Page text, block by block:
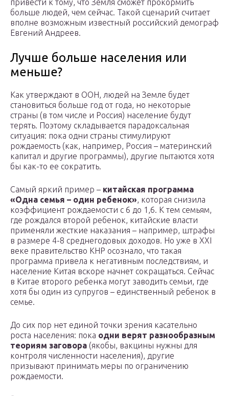
привести к тому, что Земля сможет прокормить
больше людей, чем сейчас. Такой сценарий считает
вполне возможным известный российский демограф
Евгений Андреев.
Лучше больше населения или
меньше?
Как утверждают в ООН, людей на Земле будет
становиться больше год от года, но некоторые
страны (в том числе и Россия) население будут
терять. Поэтому складывается парадоксальная
ситуация: пока одни страны стимулируют
рождаемость (как, например, Россия – материнский
капитал и другие программы), другие пытаются хотя
бы как-то ее сократить.
Самый яркий пример – китайская программа
«Одна семья – один ребенок», которая снизила
коэффициент рождаемости с 6 до 1,6. К тем семьям,
где рождался второй ребенок, китайские власти
применяли жесткие наказания – например, штрафы
в размере 4-8 среднегодовых доходов. Но уже в XXI
веке правительство КНР осознало, что такая
программа привела к негативным последствиям, и
население Китая вскоре начнет сокращаться. Сейчас
в Китае второго ребенка могут заводить семьи, где
хотя бы один из супругов – единственный ребенок в
семье.
До сих пор нет единой точки зрения касательно
роста населения: пока одни верят разнообразным
теориям заговора (якобы, вакцины нужны для
контроля численности населения), другие
призывают принимать меры по ограничению
рождаемости.